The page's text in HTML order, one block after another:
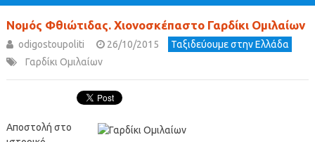
Νομός Φθιώτιδας. Χιονοσκέπαστο Γαρδίκι Ομιλαίων
odigostoupoliti 26/10/2015
Ταξιδεύουμε στην Ελλάδα
Γαρδίκι Ομιλαίων
Αποστολή στο